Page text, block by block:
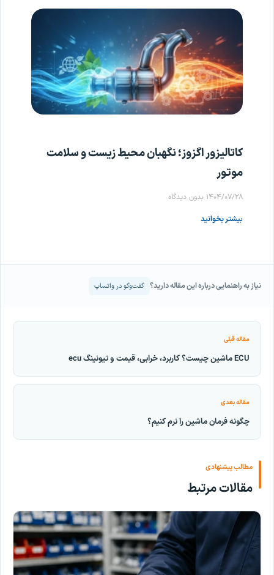
کاتالیزور اگزوز؛ نگهبان محیط زیست و سلامت
موتور
۱۴۰۴/۰۷/۲۸ بدون دیدگاه
بیشتر بخوانید
نیاز به راهنمایی درباره این مقاله دارید؟ گفت‌وگو در واتساپ
مقاله قبلی
ECU ماشین چیست؟ کاربرد، خرابی، قیمت و تیونینگ ecu
مقاله بعدی
چگونه فرمان ماشین را نرم کنیم؟
مطالب پیشنهادی
مقالات مرتبط